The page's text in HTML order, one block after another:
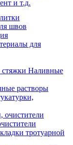
и т.д.
швов
для
Наливные
растворы